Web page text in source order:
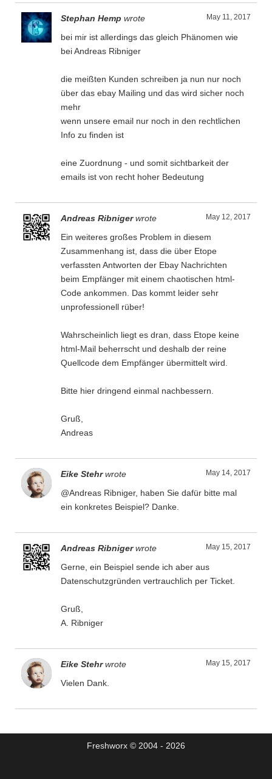
May 11, 2017
Stephan Hemp wrote
bei mir ist allerdings das gleich Phänomen wie
bei Andreas Ribniger
die meißten Kunden schreiben ja nun nur noch
über das ebay Mailing und das wird sicher noch
mehr
wenn unsere email nur noch in den rechtlichen
Info zu finden ist
eine Zuordnung - und somit sichtbarkeit der
emails ist von recht hoher Bedeutung
May 12, 2017
Andreas Ribniger wrote
Ein weiteres großes Problem in diesem
Zusammenhang ist, dass die über Etope
verfassten Antworten der Ebay Nachrichten
beim Empfänger mit einem chaotischen html-
Code ankommen. Das kommt leider sehr
unprofessionell rüber!
Wahrscheinlich liegt es dran, dass Etope keine
html-Mail beherrscht und deshalb der reine
Quellcode dem Empfänger übermittelt wird.
Bitte hier dringend einmal nachbessern.
Gruß,
Andreas
May 14, 2017
Eike Stehr wrote
@Andreas Ribniger, haben Sie dafür bitte mal
ein konkretes Beispiel? Danke.
May 15, 2017
Andreas Ribniger wrote
Gerne, ein Beispiel sende ich aber aus
Datenschutzgründen vertrauchlich per Ticket.
Gruß,
A. Ribniger
May 15, 2017
Eike Stehr wrote
Vielen Dank.
Freshworx © 2004 - 2026